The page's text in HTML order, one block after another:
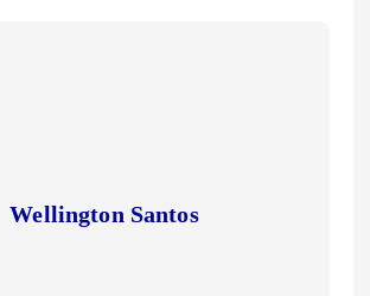
Wellington Santos